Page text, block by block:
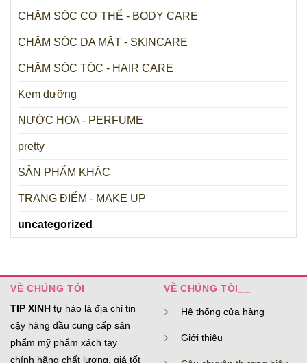
CHĂM SÓC CƠ THỂ - BODY CARE
CHĂM SÓC DA MẶT - SKINCARE
CHĂM SÓC TÓC - HAIR CARE
Kem dưỡng
NƯỚC HOA - PERFUME
pretty
SẢN PHẨM KHÁC
TRANG ĐIỂM - MAKE UP
uncategorized
VỀ CHÚNG TÔI
TIP XINH tự hào là địa chỉ tin
cậy hàng đầu cung cấp sản
phẩm mỹ phẩm xách tay
chính hãng chất lượng, giá tốt
VỀ CHÚNG TÔI__
Hệ thống cửa hàng
Giới thiệu